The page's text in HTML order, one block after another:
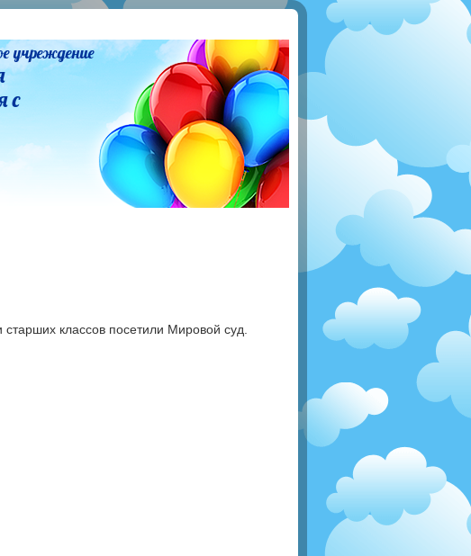
учреждение
с
классов посетили Мировой суд.